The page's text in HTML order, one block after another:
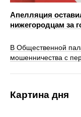
Апелляция
нижегородцам за
В Общественной
мошенничества с
Картина дня